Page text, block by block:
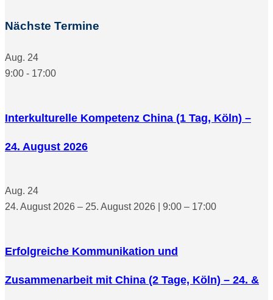
Nächste Termine
Aug. 24
9:00 - 17:00
Interkulturelle Kompetenz China (1 Tag, Köln) –
24. August 2026
Aug. 24
24. August 2026 – 25. August 2026 | 9:00 – 17:00
Erfolgreiche Kommunikation und
Zusammenarbeit mit China (2 Tage, Köln) – 24. &